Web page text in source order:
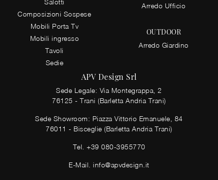
Salotti
Composizioni Sospese
Mobili Porta Tv
Mobili ingresso
Tavoli
Sedie
Arredo Ufficio
OUTDOOR
Arredo Giardino
APV Design Srl
Sede Legale: Via Montegrappa, 2
76125 - Trani (Barletta Andria Trani)
Sede Showroom: Piazza Vittorio Emanuele, 84
76011 - Bisceglie (Barletta Andria Trani)
Tel. +39 080-3955770
E-Mail.info@apvdesign.it